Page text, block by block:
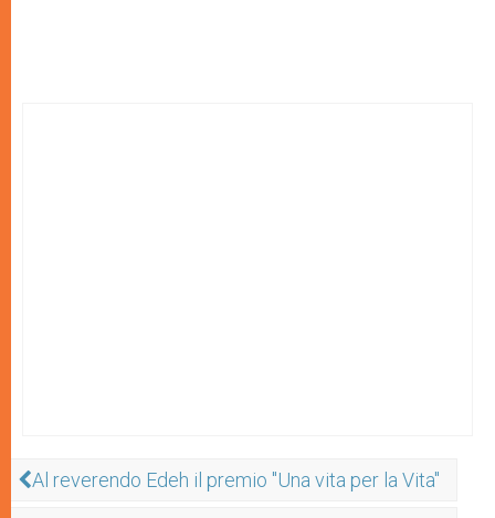
Al reverendo Edeh il premio "Una vita per la Vita"